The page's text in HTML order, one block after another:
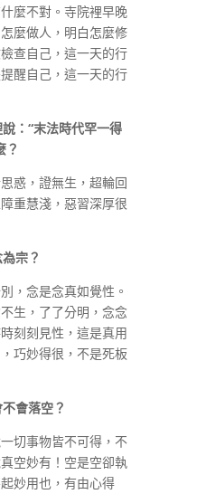
麼不對。寺院裡早晚
麼做人，明白怎麼修
查自己，這一天的行
醒自己，這一天的行
： “末法時代罕一得
？
惑，證無生，超輪回
重慧淺，惡習深厚很
宗？
，念是念真如覺性。
生，了了分明，念念
刻刻見性，這是真用
巧妙得很，不是死板
會落空？
切事物皆不可得，不
空妙有！空是空卻執
妙用也，有由心得